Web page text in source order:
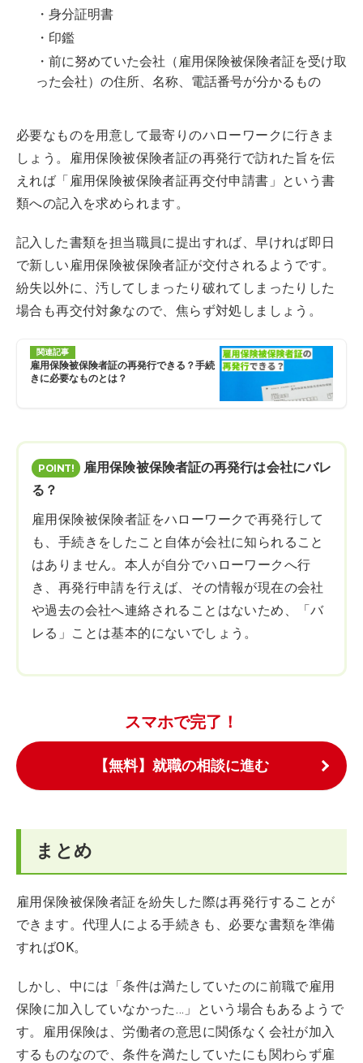
・身分証明書
・印鑑
・前に努めていた会社（雇用保険被保険者証を受け取
った会社）の住所、名称、電話番号が分かるもの
必要なものを用意して最寄りのハローワークに行きま
しょう。雇用保険被保険者証の再発行で訪れた旨を伝
えれば「雇用保険被保険者証再交付申請書」という書
類への記入を求められます。
記入した書類を担当職員に提出すれば、早ければ即日
で新しい雇用保険被保険者証が交付されるようです。
紛失以外に、汚してしまったり破れてしまったりした
場合も再交付対象なので、焦らず対処しましょう。
関連記事
雇用保険被保険者証の再発行できる？手続
きに必要なものとは？
雇用保険被保険者証の再発行は会社にバレ
る？
雇用保険被保険者証をハローワークで再発行して
も、手続きをしたこと自体が会社に知られること
はありません。本人が自分でハローワークへ行
き、再発行申請を行えば、その情報が現在の会社
や過去の会社へ連絡されることはないため、「バ
レる」ことは基本的にないでしょう。
スマホで完了！
【無料】就職の相談に進む
まとめ
雇用保険被保険者証を紛失した際は再発行することが
できます。代理人による手続きも、必要な書類を準備
すればOK。
しかし、中には「条件は満たしていたのに前職で雇用
保険に加入していなかった…」という場合もあるようで
す。雇用保険は、労働者の意思に関係なく会社が加入
するものなので、条件を満たしていたにも関わらず雇